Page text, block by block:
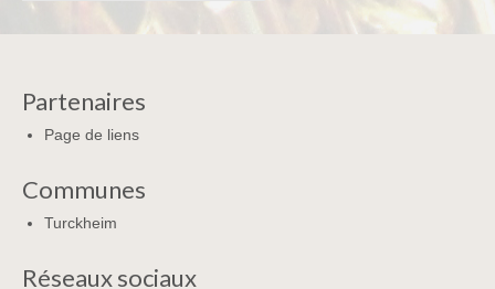
Partenaires
Page de liens
Communes
Turckheim
Réseaux sociaux